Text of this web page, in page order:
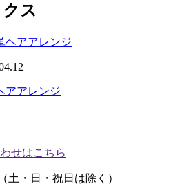
クス
アアレンジ
せはこちら
土・日・祝日は除く）